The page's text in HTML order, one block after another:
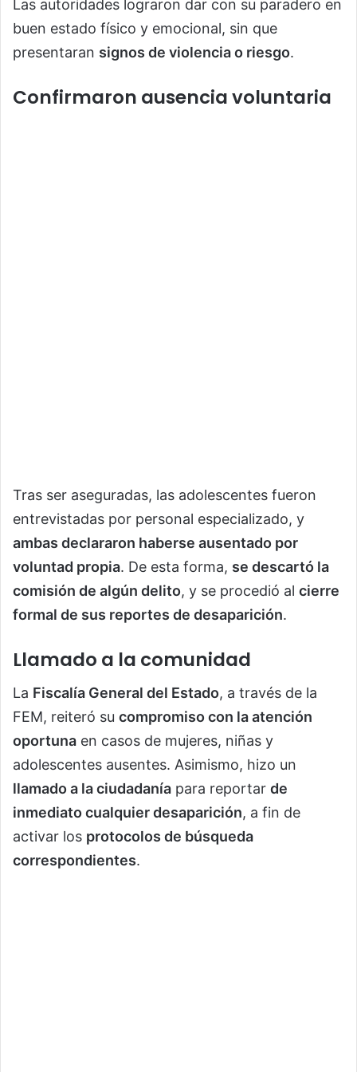
Las autoridades lograron dar con su paradero en
buen estado físico y emocional, sin que
presentaran signos de violencia o riesgo.
Confirmaron ausencia voluntaria
Tras ser aseguradas, las adolescentes fueron
entrevistadas por personal especializado, y
ambas declararon haberse ausentado por
voluntad propia. De esta forma, se descartó la
comisión de algún delito, y se procedió al cierre
formal de sus reportes de desaparición.
Llamado a la comunidad
La Fiscalía General del Estado, a través de la
FEM, reiteró su compromiso con la atención
oportuna en casos de mujeres, niñas y
adolescentes ausentes. Asimismo, hizo un
llamado a la ciudadanía para reportar de
inmediato cualquier desaparición, a fin de
activar los protocolos de búsqueda
correspondientes.